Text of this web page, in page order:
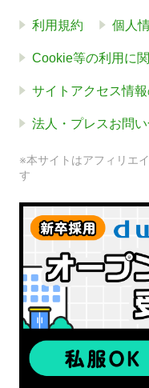
利用規約 個人
Cookie等の利用に
サイトアクセス情
法人・プレスお問
※本サイトはアフィリエ
す